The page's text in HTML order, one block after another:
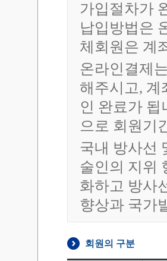
가입절차가
납입방법은
체회원은 계
온라인결제
해주시고, 계
인 완료가
으로 회원기
국내 방사선
술인의 지위
화하고 방사
향상과 국가
회원의 구분